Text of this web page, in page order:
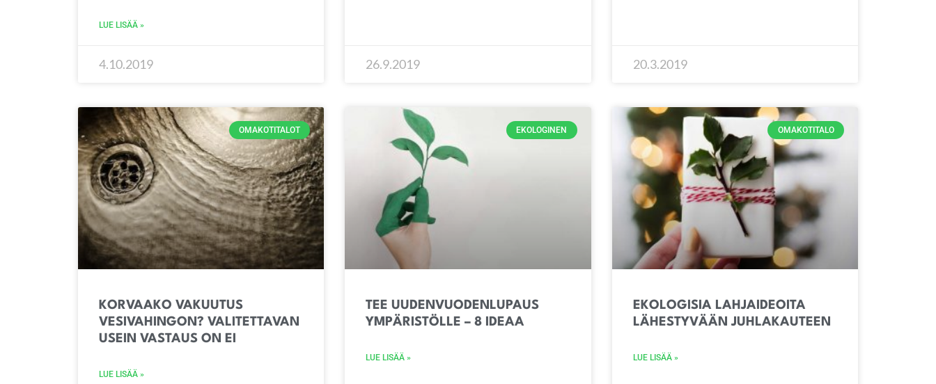
LUE LISÄÄ »
4.10.2019 26.9.2019 20.3.2019
OMAKOTITALOT
KORVAAKO VAKUUTUS
VESIVAHINGON? VALITETTAVAN
USEIN VASTAUS ON EI
LUE LISÄÄ »
EKOLOGINEN
TEE UUDENVUODENLUPAUS
YMPÄRISTÖLLE – 8 IDEAA
LUE LISÄÄ »
OMAKOTITALO
EKOLOGISIA LAHJAIDEOITA
LÄHESTYVÄÄN JUHLAKAUTEEN
LUE LISÄÄ »